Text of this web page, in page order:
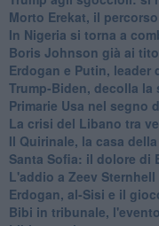
Morto Erekat, il
In Nigeria si torna a
Boris Johnson già ai
Erdogan e Putin, leader
Trump-Biden, decolla la
Primarie Usa nel segno
La crisi del Libano tra
Il Quirinale, la casa
Santa Sofia: il dolore di
L'addio a ​Zeev Sternhell
Erdogan, al-Sisi e il
Bibi in tribunale,